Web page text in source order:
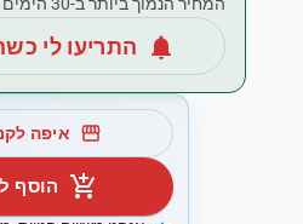
notifications התריעו לי
storefront איפה
add_shopping_cart הוסף